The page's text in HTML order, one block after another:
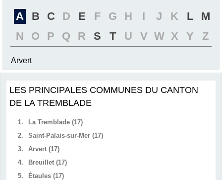
A B C D E F G H I J K L
M
N
O P Q R S T U V W X Y Z
Arvert
LES PRINCIPALES COMMUNES DU CANTON
DE LA TREMBLADE
1.
La Tremblade (17)
2.
Saint-Palais-sur-Mer (17)
3.
Arvert (17)
4.
Breuillet (17)
5.
Étaules (17)